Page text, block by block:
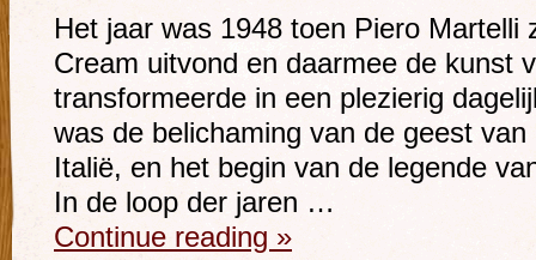
Het jaar was 1948 toen Piero Martelli
Cream uitvond en daarmee de kunst
transformeerde in een plezierig
was de belichaming van de geest
Italië, en het begin van de legende
In de loop der jaren …
Continue reading »